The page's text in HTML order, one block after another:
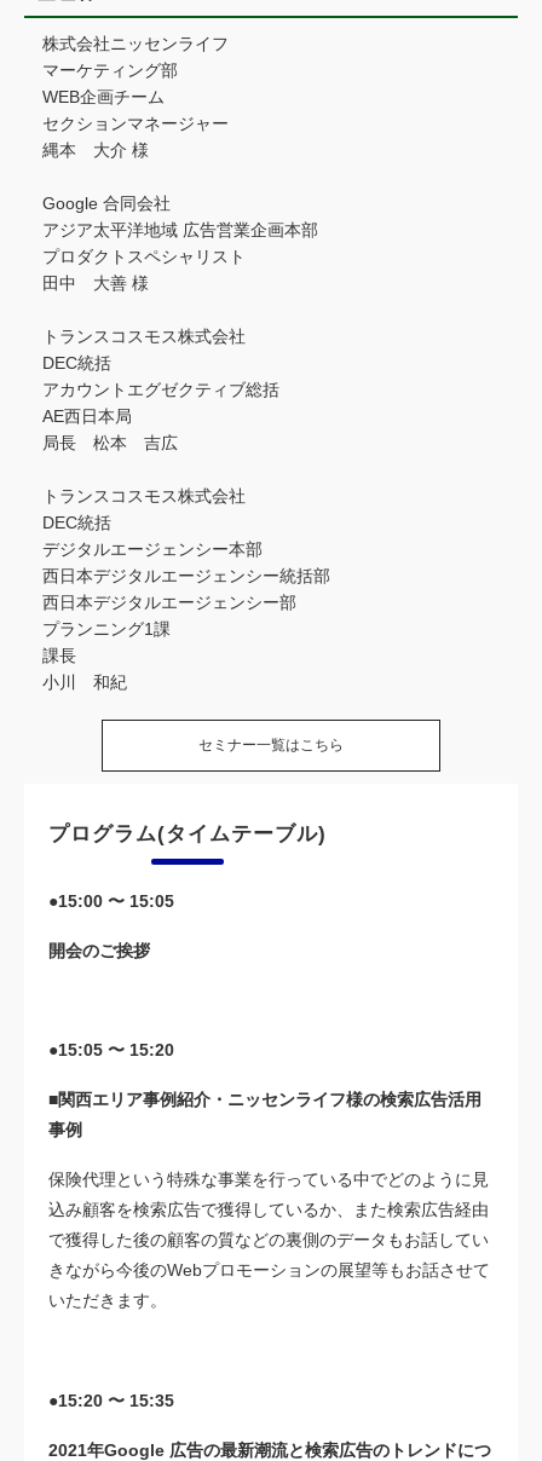
株式会社ニッセンライフ
マーケティング部
WEB企画チーム
セクションマネージャー
縄本 大介 様
Google 合同会社
アジア太平洋地域 広告営業企画本部
プロダクトスペシャリスト
田中 大善 様
トランスコスモス株式会社
DEC統括
アカウントエグゼクティブ総括
AE西日本局
局長 松本 吉広
トランスコスモス株式会社
DEC統括
デジタルエージェンシー本部
西日本デジタルエージェンシー統括部
西日本デジタルエージェンシー部
プランニング1課
課長
小川 和紀
セミナー一覧はこちら
プログラム(タイムテーブル)
●15:00 〜 15:05
開会のご挨拶
●15:05 〜 15:20
■関西エリア事例紹介・ニッセンライフ様の検索広告活用
事例
保険代理という特殊な事業を行っている中でどのように見
込み顧客を検索広告で獲得しているか、また検索広告経由
で獲得した後の顧客の質などの裏側のデータもお話してい
きながら今後のWebプロモーションの展望等もお話させて
いただきます。
●15:20 〜 15:35
2021年Google 広告の最新潮流と検索広告のトレンドにつ